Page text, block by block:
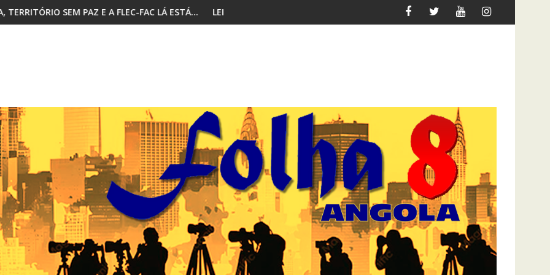
FAC LÁ ESTÁ… DE PÉLEI CONTRA AS “FAKE NEWS”? MPLA (DES)COBRIU A PÓLVORA MAIORIA DOS JOVENS AFRICANOS QUER MIGRAR